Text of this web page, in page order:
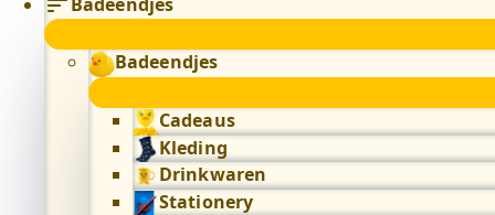
Badeendjes
Cadeaus
Kleding
Drinkwaren
Stationery